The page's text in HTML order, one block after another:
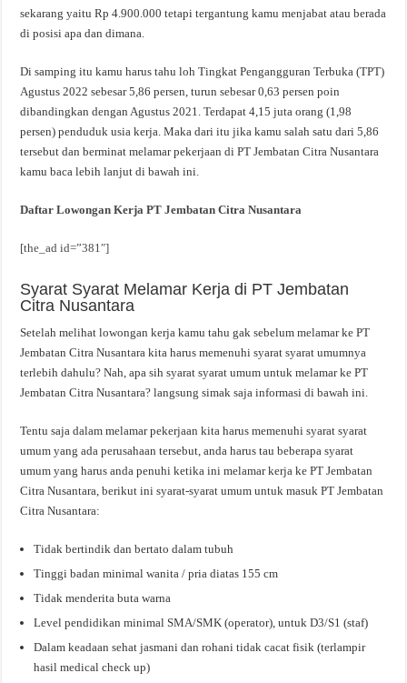
sekarang yaitu Rp 4.900.000 tetapi tergantung kamu menjabat atau berada
di posisi apa dan dimana.
Di samping itu kamu harus tahu loh Tingkat Pengangguran Terbuka (TPT)
Agustus 2022 sebesar 5,86 persen, turun sebesar 0,63 persen poin
dibandingkan dengan Agustus 2021. Terdapat 4,15 juta orang (1,98
persen) penduduk usia kerja. Maka dari itu jika kamu salah satu dari 5,86
tersebut dan berminat melamar pekerjaan di PT Jembatan Citra Nusantara
kamu baca lebih lanjut di bawah ini.
Daftar Lowongan Kerja PT Jembatan Citra Nusantara
[the_ad id=”381″]
Syarat Syarat Melamar Kerja di PT Jembatan
Citra Nusantara
Setelah melihat lowongan kerja kamu tahu gak sebelum melamar ke PT
Jembatan Citra Nusantara kita harus memenuhi syarat syarat umumnya
terlebih dahulu? Nah, apa sih syarat syarat umum untuk melamar ke PT
Jembatan Citra Nusantara? langsung simak saja informasi di bawah ini.
Tentu saja dalam melamar pekerjaan kita harus memenuhi syarat syarat
umum yang ada perusahaan tersebut, anda harus tau beberapa syarat
umum yang harus anda penuhi ketika ini melamar kerja ke PT Jembatan
Citra Nusantara, berikut ini syarat-syarat umum untuk masuk PT Jembatan
Citra Nusantara:
Tidak bertindik dan bertato dalam tubuh
Tinggi badan minimal wanita / pria diatas 155 cm
Tidak menderita buta warna
Level pendidikan minimal SMA/SMK (operator), untuk D3/S1 (staf)
Dalam keadaan sehat jasmani dan rohani tidak cacat fisik (terlampir
hasil medical check up)